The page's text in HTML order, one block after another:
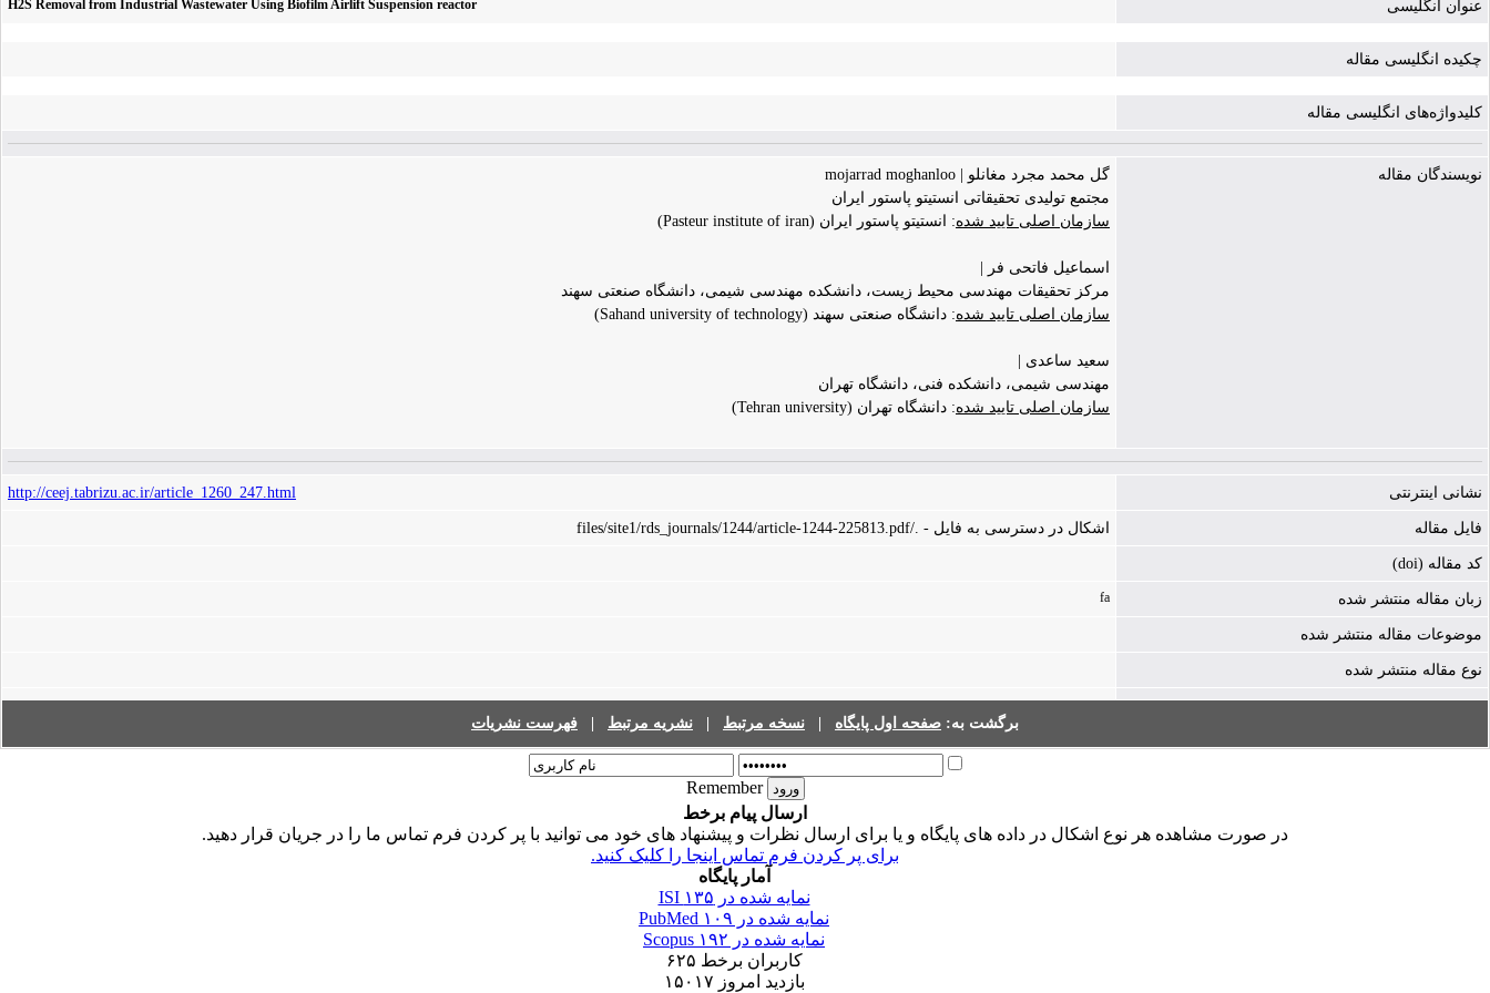
عنوان انگلیسی H2S Removal from Industrial Wastewater Using Biofilm Airlift Suspension reactor
چکیده انگلیسی مقاله
کلیدواژه‌های انگلیسی مقاله
نویسندگان مقاله
گل محمد مجرد مغانلو | mojarrad moghanloo
مجتمع تولیدی تحقیقاتی انستیتو پاستور ایران
سازمان اصلی تایید شده: انستیتو پاستور ایران (Pasteur institute of iran)
اسماعیل فاتحی فر |
مرکز تحقیقات مهندسی محیط زیست، دانشکده مهندسی شیمی، دانشگاه صنعتی سهند
سازمان اصلی تایید شده: دانشگاه صنعتی سهند (Sahand university of technology)
سعید ساعدی |
مهندسی شیمی، دانشکده فنی، دانشگاه تهران
سازمان اصلی تایید شده: دانشگاه تهران (Tehran university)
نشانی اینترنتی http://ceej.tabrizu.ac.ir/article_1260_247.html
فایل مقاله اشکال در دسترسی به فایل - ./files/site1/rds_journals/1244/article-1244-225813.pdf
کد مقاله (doi)
زبان مقاله منتشر شده fa
موضوعات مقاله منتشر شده
نوع مقاله منتشر شده
برگشت به: صفحه اول پایگاه نسخه مرتبط نشریه مرتبط فهرست نشریات
Remember
ارسال پیام برخط
در صورت مشاهده هر نوع اشکال در داده های پایگاه و یا برای ارسال نظرات و پیشنهاد های خود می توانید با پر کردن فرم تماس ما را در جریان قرار دهید.
برای پر کردن فرم تماس اینجا را کلیک کنید.
آمار پایگاه
نمایه شده در ISI ۱۳۵
نمایه شده در PubMed ۱۰۹
نمایه شده در Scopus ۱۹۲
کاربران برخط ۶۲۵
بازدید امروز ۱۵۰۱۷